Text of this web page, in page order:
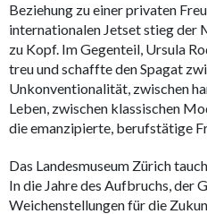
Beziehung zu einer privaten
internationalen Jetset stieg der
zu Kopf. Im Gegenteil, Ursula
treu und schaffte den Spagat
Unkonventionalität, zwischen
Leben, zwischen klassischen
die emanzipierte, berufstätige
Das Landesmuseum Zürich
In die Jahre des Aufbruchs, der
Weichenstellungen für die